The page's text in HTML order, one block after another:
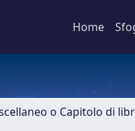
Home
o Capitolo di